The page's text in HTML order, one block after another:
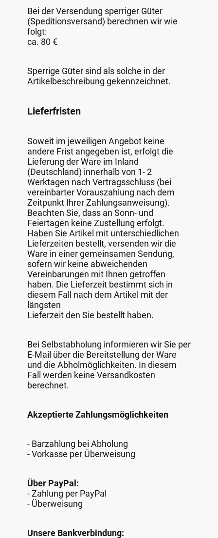
Bei der Versendung sperriger Güter
(Speditionsversand) berechnen wir wie
folgt:
ca. 80 €
Sperrige Güter sind als solche in der
Artikelbeschreibung gekennzeichnet.
Lieferfristen
Soweit im jeweiligen Angebot keine
andere Frist angegeben ist, erfolgt die
Lieferung der Ware im Inland
(Deutschland) innerhalb von 1- 2
Werktagen nach Vertragsschluss (bei
vereinbarter Vorauszahlung nach dem
Zeitpunkt Ihrer Zahlungsanweisung).
Beachten Sie, dass an Sonn- und
Feiertagen keine Zustellung erfolgt.
Haben Sie Artikel mit unterschiedlichen
Lieferzeiten bestellt, versenden wir die
Ware in einer gemeinsamen Sendung,
sofern wir keine abweichenden
Vereinbarungen mit Ihnen getroffen
haben. Die Lieferzeit bestimmt sich in
diesem Fall nach dem Artikel mit der
längsten
Lieferzeit den Sie bestellt haben.
Bei Selbstabholung informieren wir Sie per
E-Mail über die Bereitstellung der Ware
und die Abholmöglichkeiten. In diesem
Fall werden keine Versandkosten
berechnet.
Akzeptierte Zahlungsmöglichkeiten
- Barzahlung bei Abholung
- Vorkasse per Überweisung
Über PayPal:
- Zahlung per PayPal
- Überweisung
Unsere Bankverbindung: